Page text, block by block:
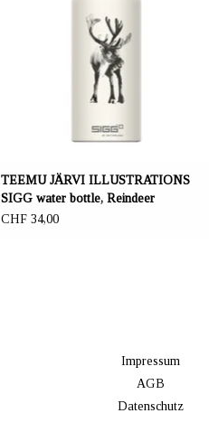
Grösse 0,6 l.
TEEMU JÄRVI ILLUSTRATIONS
SIGG water bottle, Reindeer
CHF 34,00
Impressum
AGB
Datenschutz